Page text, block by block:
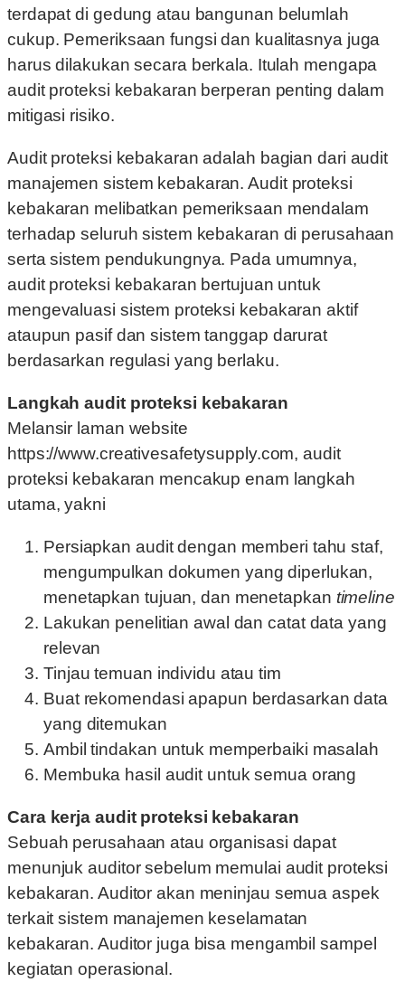
terdapat di gedung atau bangunan belumlah
cukup. Pemeriksaan fungsi dan kualitasnya juga
harus dilakukan secara berkala. Itulah mengapa
audit proteksi kebakaran berperan penting dalam
mitigasi risiko.
Audit proteksi kebakaran adalah bagian dari audit
manajemen sistem kebakaran. Audit proteksi
kebakaran melibatkan pemeriksaan mendalam
terhadap seluruh sistem kebakaran di perusahaan
serta sistem pendukungnya. Pada umumnya,
audit proteksi kebakaran bertujuan untuk
mengevaluasi sistem proteksi kebakaran aktif
ataupun pasif dan sistem tanggap darurat
berdasarkan regulasi yang berlaku.
Langkah audit proteksi kebakaran
Melansir laman website
https://www.creativesafetysupply.com, audit
proteksi kebakaran mencakup enam langkah
utama, yakni
Persiapkan audit dengan memberi tahu staf,
mengumpulkan dokumen yang diperlukan,
menetapkan tujuan, dan menetapkan timeline
Lakukan penelitian awal dan catat data yang
relevan
Tinjau temuan individu atau tim
Buat rekomendasi apapun berdasarkan data
yang ditemukan
Ambil tindakan untuk memperbaiki masalah
Membuka hasil audit untuk semua orang
Cara kerja audit proteksi kebakaran
Sebuah perusahaan atau organisasi dapat
menunjuk auditor sebelum memulai audit proteksi
kebakaran. Auditor akan meninjau semua aspek
terkait sistem manajemen keselamatan
kebakaran. Auditor juga bisa mengambil sampel
kegiatan operasional.